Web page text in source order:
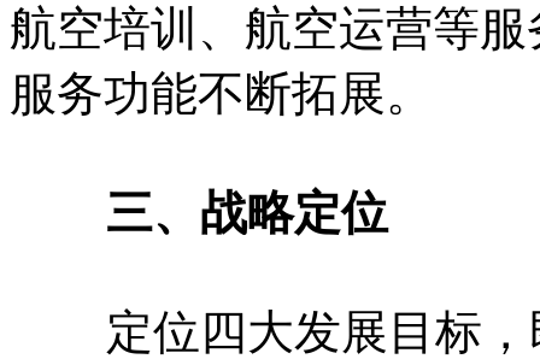
航空培训、航空运营等
服务功能不断拓展。
三、战略定位
定位四大发展目标，